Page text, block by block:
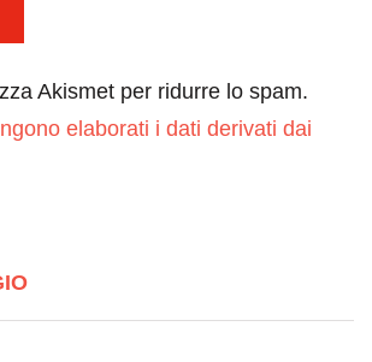
Akismet per ridurre lo spam.
elaborati i dati derivati dai